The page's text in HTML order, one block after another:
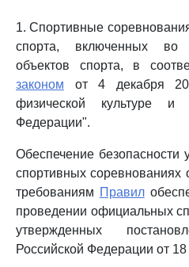
1. Спортивные
спорта, включенных во
объектов спорта, в
законом от 4 декабря
физической культуре и
Федерации".
Обеспечение безопасности
спортивных соревнованиях
требованиям Правил
проведении официальных
утвержденных
Российской Федерации от